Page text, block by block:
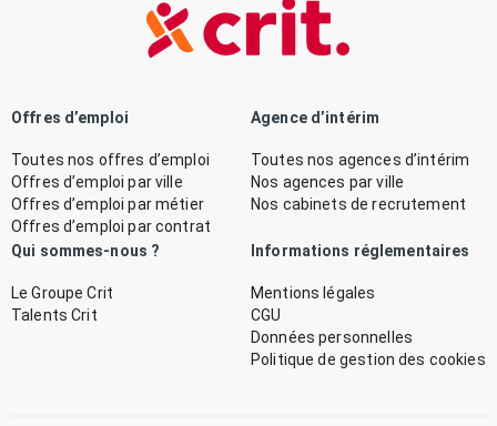
Offres d’emploi
Toutes nos offres d’emploi
Offres d’emploi par ville
Offres d’emploi par métier
Offres d’emploi par contrat
Agence d’intérim
Toutes nos agences d’intérim
Nos agences par ville
Nos cabinets de recrutement
Qui sommes-nous ?
Le Groupe Crit
Talents Crit
Informations réglementaires
Mentions légales
CGU
Données personnelles
Politique de gestion des cookies